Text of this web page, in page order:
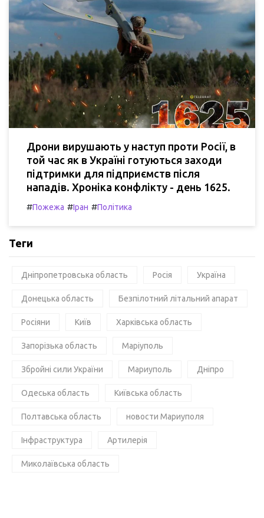
Дрони вирушають у наступ проти Росії, в
той час як в Україні готуються заходи
підтримки для підприємств після
нападів. Хроніка конфлікту - день 1625.
#Пожежа #Іран #Політика
Теги
Дніпропетровська область Росія Україна
Донецька область Безпілотний літальний апарат
Росіяни Київ Харківська область
Запорізька область Маріуполь
Збройні сили України Мариуполь Дніпро
Одеська область Київська область
Полтавська область новости Мариуполя
Інфраструктура Артилерія
Миколаївська область